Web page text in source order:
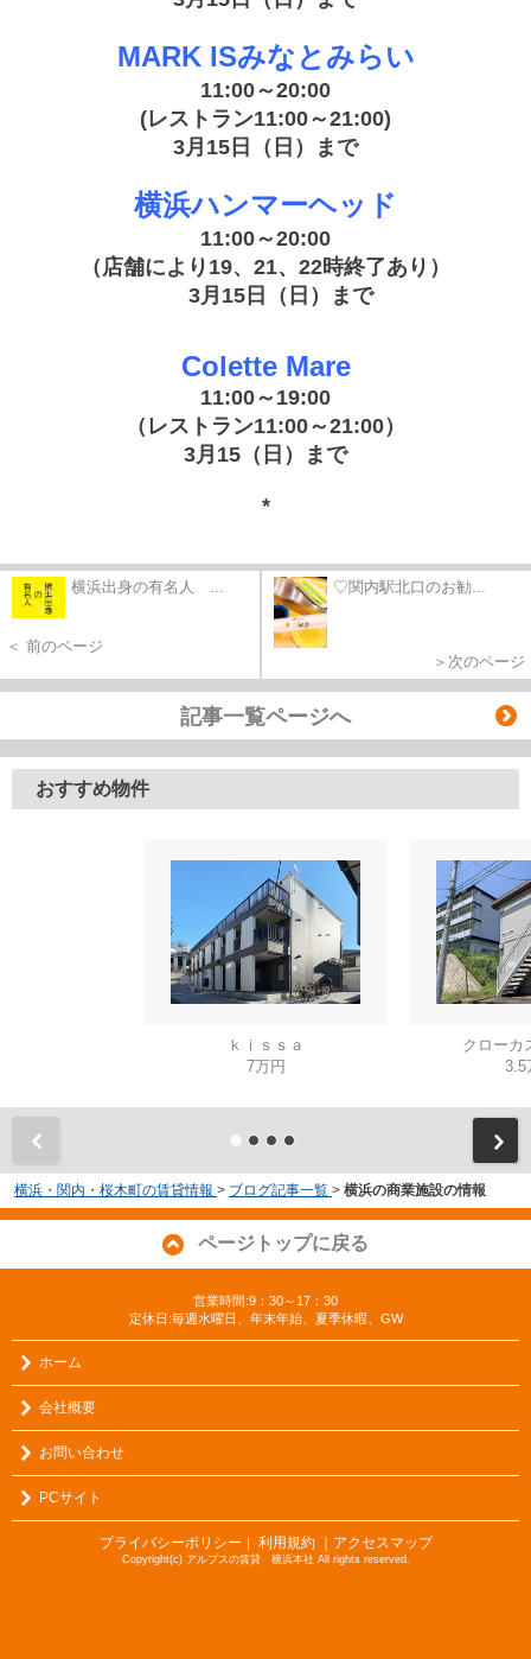
MARK ISみなとみらい
11:00～20:00
(レストラン11:00～21:00)
3月15日（日）まで
横浜ハンマーヘッド
11:00～20:00
（店舗により19、21、22時終了あり）
3月15日（日）まで
Colette Mare
11:00～19:00
（レストラン11:00～21:00）
3月15（日）まで
*
横浜出身の有名人 ...
＜ 前のページ
♡関内駅北口のお勧...
＞次のページ
記事一覧ページへ
おすすめ物件
ｋｉｓｓａ
7万円
クローカ
3.5
横浜・関内・桜木町の賃貸情報 > ブログ記事一覧 > 横浜の商業施設の情報
ページトップに戻る
営業時間:9：30～17：30
定休日:毎週水曜日、年末年始、夏季休暇、GW
ホーム
会社概要
お問い合わせ
PCサイト
プライバシーポリシー ｜ 利用規約 ｜アクセスマップ
Copyright(c) アルプスの賃貸 横浜本社 All rights reserved.